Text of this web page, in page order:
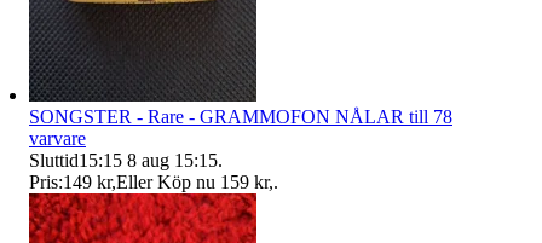
SONGSTER - Rare - GRAMMOFON NÅLAR till 78
varvare
Sluttid15:15 8 aug 15:15.
Pris:149 kr,Eller Köp nu 159 kr,.